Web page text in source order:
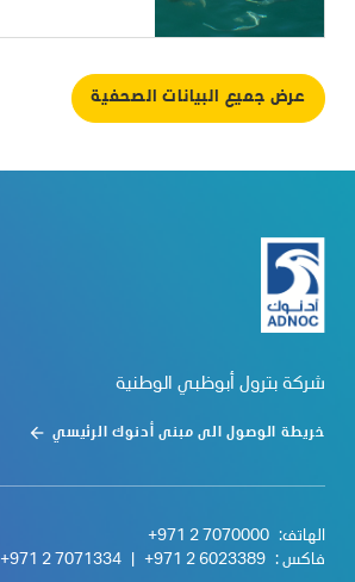
عرض جميع البيانات الصحفية
شركة بترول أبوظبي الوطنية
خريطة الوصول الى مبنى أدنوك الرئيسي
الهاتف: +971 2 7070000
فاكس : +971 2 6023389
+971 2 7071334